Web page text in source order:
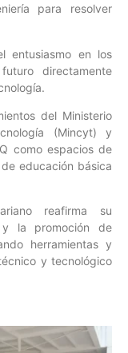
para resolver
entusiasmo en los
directamente
del Ministerio
(Mincyt) y
como espacios de
educación básica
reafirma su
y la promoción de
herramientas y
y tecnológico